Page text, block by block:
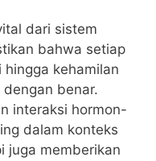
dari sistem
bahwa setiap
kehamilan
benar.
interaksi hormon-
dalam konteks
juga memberikan